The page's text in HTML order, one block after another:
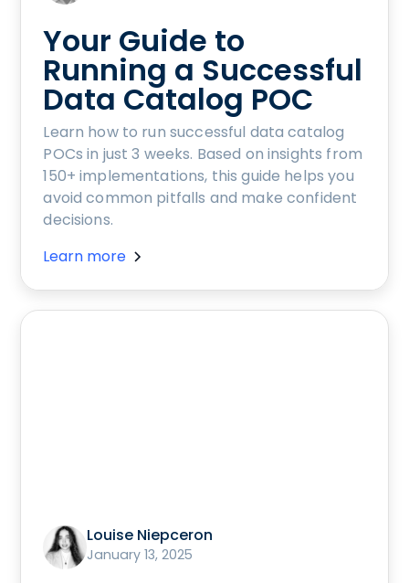
Your Guide to
Running a Successful
Data Catalog POC
Learn how to run successful data catalog
POCs in just 3 weeks. Based on insights from
150+ implementations, this guide helps you
avoid common pitfalls and make confident
decisions.
Learn more
Louise Niepceron
January 13, 2025